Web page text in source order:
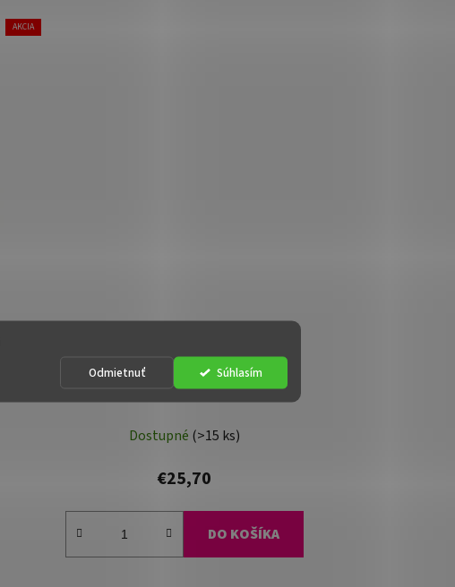
Odmietnuť Súhlasím
AKCIA
Botník - BENI, Biely
Dostupné (>15 ks)
€25,70
DO KOŠÍKA